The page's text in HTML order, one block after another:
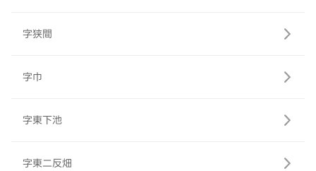
字狭間
字巾
字東下池
字東二反畑